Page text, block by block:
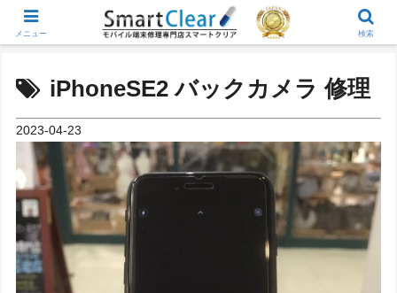
iPhoneSE2 バックカメラ 修理
2023-04-23
メニュー 検索